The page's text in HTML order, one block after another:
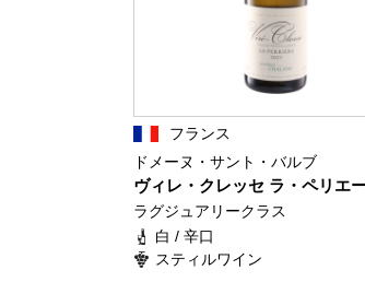
フランス
ドメーヌ・サント・バルブ
ヴィレ・クレッセ ラ・ペリエ
ラグジュアリークラス
白 / 辛口
スティルワイン